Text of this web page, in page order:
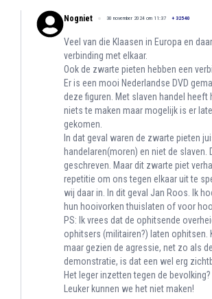
Nogniet 30 november 2024 om 11:37 + 32540
Veel van die Klaasen in Europa en
verbinding met elkaar.
Ook de zwarte pieten hebben een
Er is een mooi Nederlandse DVD
deze figuren. Met slaven handel heeft
niets te maken maar mogelijk is er
gekomen.
In dat geval waren de zwarte pieten
handelaren(moren) en niet de slaven.
geschreven. Maar dit zwarte piet
repetitie om ons tegen elkaar uit te
wij daar in. In dit geval Jan Roos. Ik
hun hooivorken thuislaten of voor
PS: Ik vrees dat de ophitsende
ophitsers (militairen?) laten ophitsen.
maar gezien de agressie, net zo als
demonstratie, is dat een wel erg
Het leger inzetten tegen de bevolking?
Leuker kunnen we het niet maken!